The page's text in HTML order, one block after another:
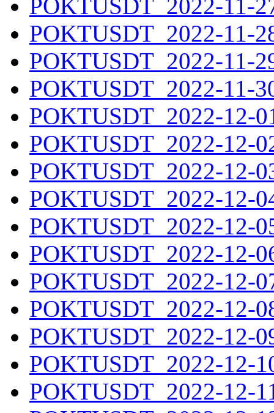
POKTUSDT_2022-11-
POKTUSDT_2022-11-
POKTUSDT_2022-11-
POKTUSDT_2022-11-
POKTUSDT_2022-12-
POKTUSDT_2022-12-
POKTUSDT_2022-12-
POKTUSDT_2022-12-
POKTUSDT_2022-12-
POKTUSDT_2022-12-
POKTUSDT_2022-12-
POKTUSDT_2022-12-
POKTUSDT_2022-12-
POKTUSDT_2022-12-
POKTUSDT_2022-12-